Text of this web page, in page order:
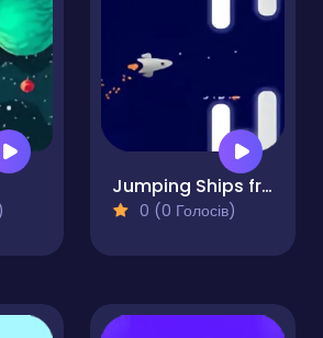
Jumping Ships from Outer Space
0 (0 Голосів)